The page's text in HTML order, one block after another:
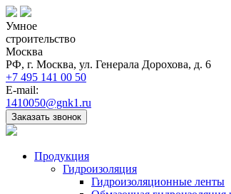
Умное
строительство
Москва
РФ, г. Москва, ул. Генерала Дорохова, д. 6
+7 495 141 00 50
E-mail:
1410050@gnk1.ru
Заказать звонок
Продукция
Гидроизоляция
Гидроизоляционные ленты